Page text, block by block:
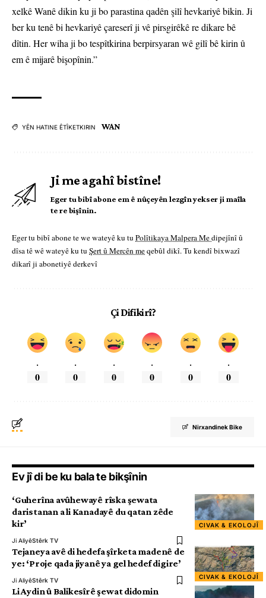
xelkê Wanê dikin ku ji bo parastina qadên şilî hevkariyê bikin. Ji
ber ku tenê bi hevkariyê çareserî ji vê pirsgirêkê re dikare bê
dîtin. Her wiha ji bo tespîtkirina berpirsyaran wê gilî bê kirin û
em ê mijarê bişopînin.”
YÊN HATINE ÊTÎKETKIRIN WAN
Ji me agahî bistîne!
Eger tu bibî abone em ê nûçeyên lezgîn yekser ji maîla
te re bişînin.
Eger tu bibî abone te we wateyê ku tu Polîtikaya Malpera Medipejînî û
dîsa tê wê wateyê ku tu Şert û Mercên meqebûl dikî. Tu kendî bixwazî
dikarî ji abonetiyê derkevî
Çi Difikirî?
.
0
.
0
.
0
.
0
.
0
.
0
Nirxandinek Bike
Ev jî di be ku bala te bikşînin
CIVAK & EKOLOJÎ
‘Guherîna avûhewayê rîska şewata
daristanan a li Kanadayê du qatan zêde
kir’
Ji AliyêStêrk TV
CIVAK & EKOLOJÎ
Tejaneya avê di hedefa şîrketa madenê de
ye: ‘Proje qada jiyanê ya gel hedef digire’
Ji AliyêStêrk TV
Li Aydin û Balikesîrê şewat didomin